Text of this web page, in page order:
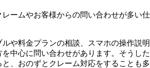
ームやお客様からの問い合わせが多い仕
や料金プランの相談、スマホの操作説明
中心に問い合わせがあります。そうした
、おのずとクレーム対応をすることも多